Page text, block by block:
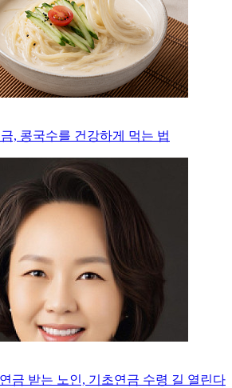
, 콩국수를 건강하게 먹는 법
금 받는 노인, 기초연금 수령 길 열린다